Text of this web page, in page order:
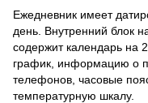
Ежедневник имеет
день. Внутренний блок
содержит календарь на
график, информацию о
телефонов, часовые
температурную шкалу.